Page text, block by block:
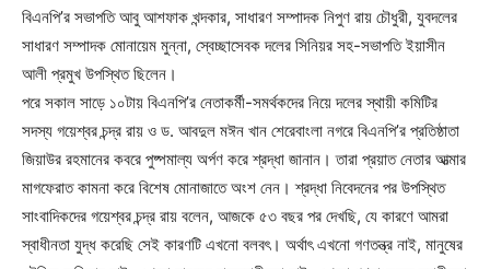
বিএনপি’র সভাপতি আবু আশফাক খন্দকার, সাধারণ সম্পাদক নিপুণ রায় চৌধুরী, যুবদলের
সাধারণ সম্পাদক মোনায়েম মুন্না, স্বেচ্ছাসেবক দলের সিনিয়র সহ-সভাপতি ইয়াসীন
আলী প্রমুখ উপস্থিত ছিলেন।
পরে সকাল সাড়ে ১০টায় বিএনপি’র নেতাকর্মী-সমর্থকদের নিয়ে দলের স্থায়ী কমিটির
সদস্য গয়েশ্বর চন্দ্র রায় ও ড. আবদুল মঈন খান শেরেবাংলা নগরে বিএনপি’র প্রতিষ্ঠাতা
জিয়াউর রহমানের কবরে পুষ্পমাল্য অর্পণ করে শ্রদ্ধা জানান। তারা প্রয়াত নেতার আত্মার
মাগফেরাত কামনা করে বিশেষ মোনাজাতে অংশ নেন। শ্রদ্ধা নিবেদনের পর উপস্থিত
সাংবাদিকদের গয়েশ্বর চন্দ্র রায় বলেন, আজকে ৫৩ বছর পর দেখছি, যে কারণে আমরা
স্বাধীনতা যুদ্ধ করেছি সেই কারণটি এখনো বলবৎ। অর্থাৎ এখনো গণতন্ত্র নাই, মানুষের